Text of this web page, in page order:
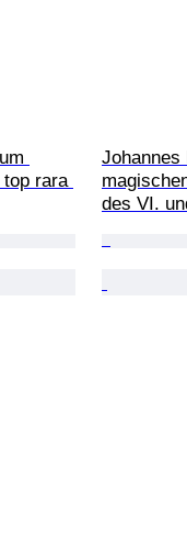
top rara
Johannes
des VI.